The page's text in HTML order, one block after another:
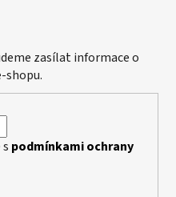
zasílat informace o
shopu.
podmínkami ochrany